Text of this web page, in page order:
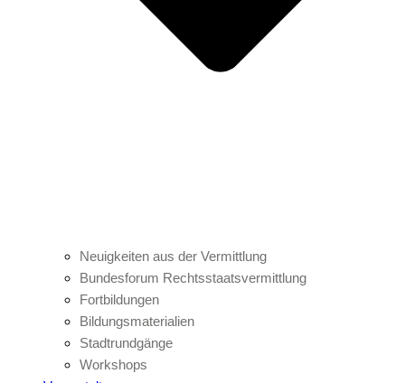
Neuigkeiten aus der Vermittlung
Bundesforum Rechtsstaatsvermittlung
Fortbildungen
Bildungsmaterialien
Stadtrundgänge
Workshops